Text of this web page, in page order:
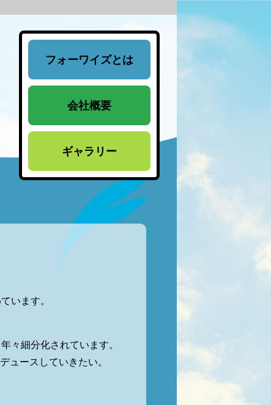
います。
々細分化されています。
ースしていきたい。
フォーワイズとは
会社概要
ギャラリー